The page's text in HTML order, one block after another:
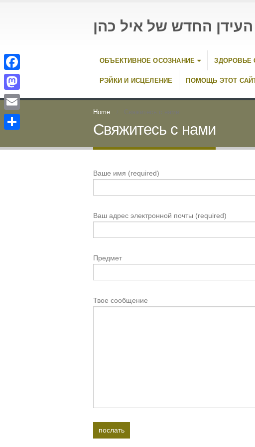
העידן החדש של איל כהן
ОБЪЕКТИВНОЕ ОСОЗНАНИЕ ЗДОРОВЬЕ
РЭЙКИ И ИСЦЕЛЕНИЕ ПОМОЩЬ ЭТОТ
Home Свяжитесь с нами
Свяжитесь с нами
Ваше имя (required)
Ваш адрес электронной почты (required)
Предмет
Твое сообщение
Facebook
Mastodon
Email